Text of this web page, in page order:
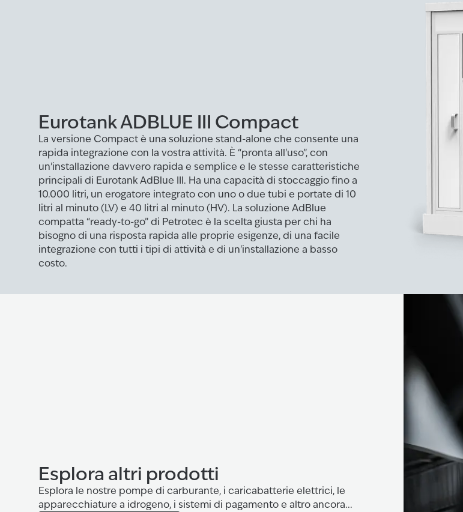
Eurotank ADBLUE III Compact
La versione Compact è una soluzione stand-alone che consente una
rapida integrazione con la vostra attività. È “pronta all'uso”, con
un'installazione davvero rapida e semplice e le stesse caratteristiche
principali di Eurotank AdBlue III. Ha una capacità di stoccaggio fino a
10.000 litri, un erogatore integrato con uno o due tubi e portate di 10
litri al minuto (LV) e 40 litri al minuto (HV). La soluzione AdBlue
compatta “ready-to-go” di Petrotec è la scelta giusta per chi ha
bisogno di una risposta rapida alle proprie esigenze, di una facile
integrazione con tutti i tipi di attività e di un'installazione a basso
costo.
Esplora altri prodotti
Esplora le nostre pompe di carburante, i caricabatterie elettrici, le
apparecchiature a idrogeno, i sistemi di pagamento e altro ancora...